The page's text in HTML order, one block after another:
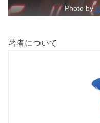
Photo by
著者について